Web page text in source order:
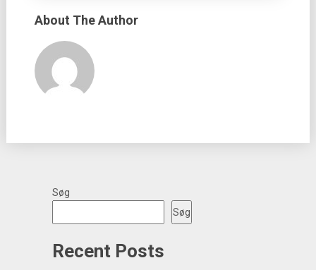
About The Author
Søg
Søg
Recent Posts